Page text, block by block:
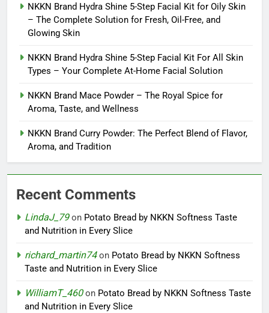
NKKN Brand Hydra Shine 5-Step Facial Kit for Oily Skin
– The Complete Solution for Fresh, Oil-Free, and
Glowing Skin
NKKN Brand Hydra Shine 5-Step Facial Kit For All Skin
Types – Your Complete At-Home Facial Solution
NKKN Brand Mace Powder – The Royal Spice for
Aroma, Taste, and Wellness
NKKN Brand Curry Powder: The Perfect Blend of Flavor,
Aroma, and Tradition
Recent Comments
LindaJ_79on Potato Bread by NKKN Softness Taste
and Nutrition in Every Slice
richard_martin74on Potato Bread by NKKN Softness
Taste and Nutrition in Every Slice
WilliamT_460on Potato Bread by NKKN Softness Taste
and Nutrition in Every Slice